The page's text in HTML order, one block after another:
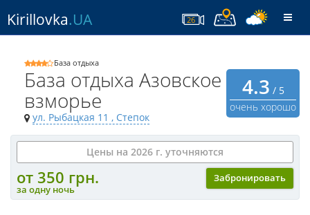
Kirillovka.UA 26
4.3 / 5
очень хорошо
База отдыха
База отдыха Азовское
взморье
ул. Рыбацкая 11 , Степок
Цены на 2026 г. уточняются
Забронировать
от 350 грн.
за одну ночь